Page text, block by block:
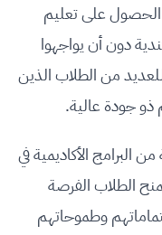
الحصول على تعليم
دون أن يواجهوا
للعديد من الطلاب الذين
ذو جودة عالية.
الأكاديمية في
الطلاب الفرصة
وطموحاتهم